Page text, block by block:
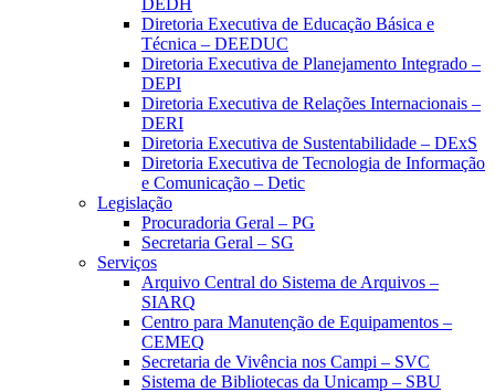
DEDH
Diretoria Executiva de Educação Básica e
Técnica – DEEDUC
Diretoria Executiva de Planejamento Integrado –
DEPI
Diretoria Executiva de Relações Internacionais –
DERI
Diretoria Executiva de Sustentabilidade – DExS
Diretoria Executiva de Tecnologia de Informação
e Comunicação – Detic
Legislação
Procuradoria Geral – PG
Secretaria Geral – SG
Serviços
Arquivo Central do Sistema de Arquivos –
SIARQ
Centro para Manutenção de Equipamentos –
CEMEQ
Secretaria de Vivência nos Campi – SVC
Sistema de Bibliotecas da Unicamp – SBU